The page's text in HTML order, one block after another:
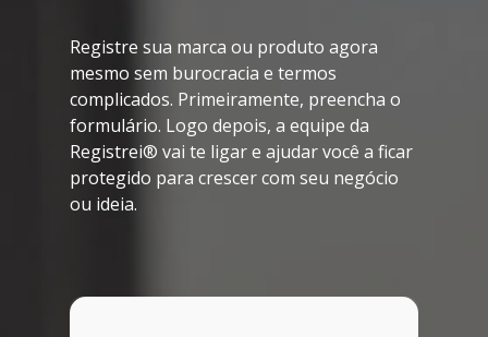
Registre sua marca ou produto agora
mesmo sem burocracia e termos
complicados. Primeiramente, preencha o
formulário. Logo depois, a equipe da
Registrei® vai te ligar e ajudar você a ficar
protegido para crescer com seu negócio
ou ideia.